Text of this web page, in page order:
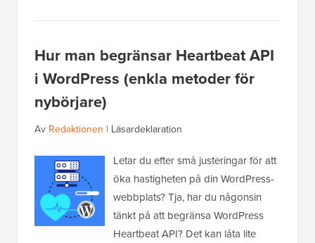
Hur man begränsar Heartbeat API
i WordPress (enkla metoder för
nybörjare)
Av Redaktionen | Läsardeklaration
Letar du efter små justeringar för att
öka hastigheten på din WordPress-
webbplats? Tja, har du någonsin
tänkt på att begränsa WordPress
Heartbeat API? Det kan låta lite